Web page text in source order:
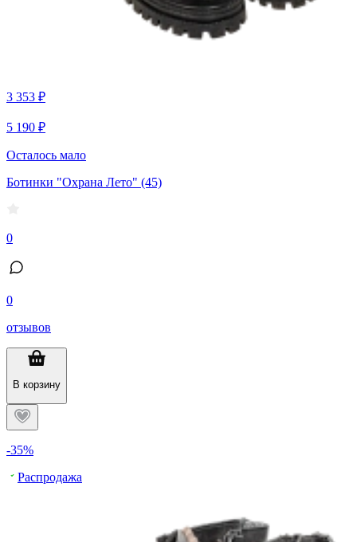
3 353 ₽
5 190 ₽
Осталось мало
Ботинки "Охрана Лето" (45)
0
0
отзывов
В корзину
-35%
Распродажа